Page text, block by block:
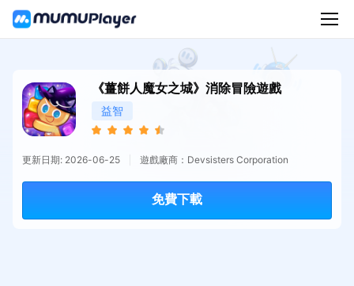
《薑餅人魔女之城》消除冒險遊戲
益智
更新日期: 2026-06-25 遊戲廠商：Devsisters Corporation
免費下載